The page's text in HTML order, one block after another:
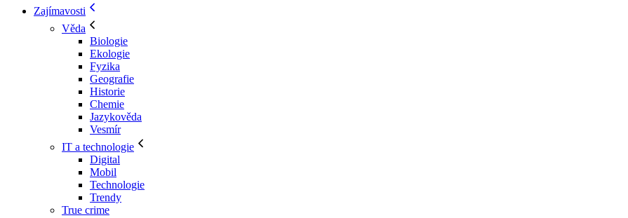
Zajímavosti
Věda
Biologie
Ekologie
Fyzika
Geografie
Historie
Chemie
Jazykověda
Vesmír
IT a technologie
Digital
Mobil
Technologie
Trendy
True crime